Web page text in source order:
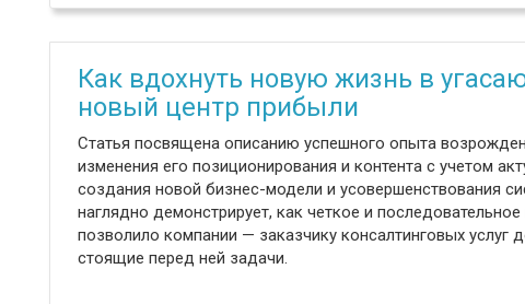
Как вдохнуть новую жизнь в
новый центр прибыли
Статья посвящена описанию успешного опыта
изменения его позиционирования и контента с учетом
создания новой бизнес-модели и усовершенствования
наглядно демонстрирует, как четкое и
позволило компании — заказчику консалтинговых услуг
стоящие перед ней задачи.